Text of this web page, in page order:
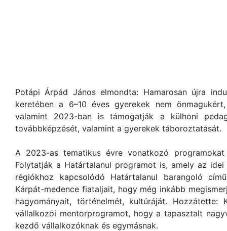
Potápi Árpád János elmondta: Hamarosan újra
keretében a 6–10 éves gyerekek nem
valamint 2023-ban is támogatják a külhoni
továbbképzését, valamint a gyerekek táboroztatását.
A 2023-as tematikus évre vonatkozó
Folytatják a Határtalanul programot is, amely az
régiókhoz kapcsolódó Határtalanul barangoló
Kárpát-medence fiataljait, hogy még inkább
hagyományait, történelmét, kultúráját. Hozzátette:
vállalkozói mentorprogramot, hogy a tapasztalt
kezdő vállalkozóknak és egymásnak.